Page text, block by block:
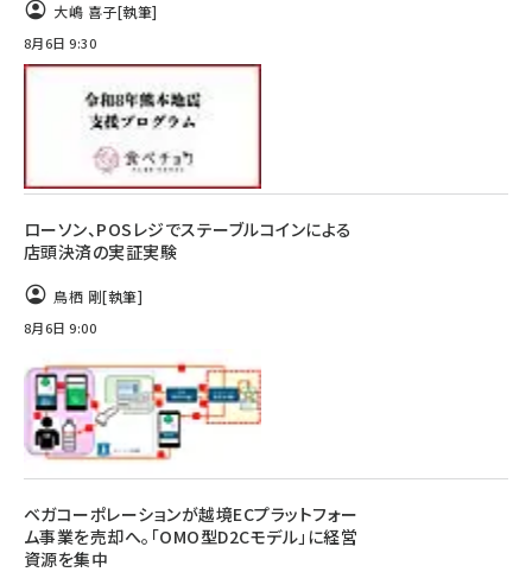
大嶋 喜子[執筆]
8月6日 9:30
ローソン、POSレジでステーブルコインによる
店頭決済の実証実験
鳥栖 剛[執筆]
8月6日 9:00
ベガコーポレーションが越境ECプラットフォー
ム事業を売却へ。「OMO型D2Cモデル」に経営
資源を集中